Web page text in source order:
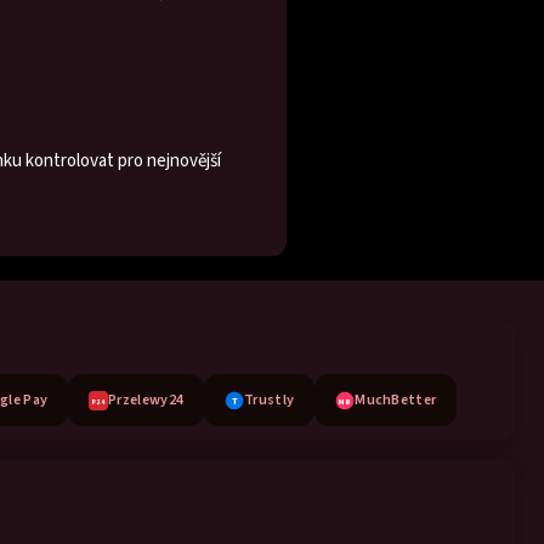
kontrolovat pro nejnovější
Pay P24 Przelewy24 T Trustly MB MuchBetter